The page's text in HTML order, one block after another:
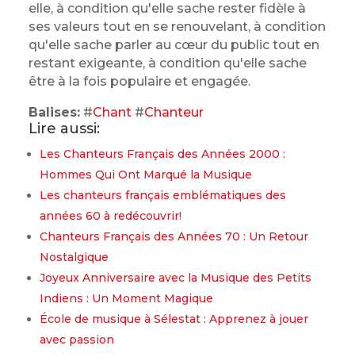
elle, à condition qu'elle sache rester fidèle à
ses valeurs tout en se renouvelant, à condition
qu'elle sache parler au cœur du public tout en
restant exigeante, à condition qu'elle sache
être à la fois populaire et engagée.
Balises:#Chant#Chanteur
Lire aussi:
Les Chanteurs Français des Années 2000 :
Hommes Qui Ont Marqué la Musique
Les chanteurs français emblématiques des
années 60 à redécouvrir!
Chanteurs Français des Années 70 : Un Retour
Nostalgique
Joyeux Anniversaire avec la Musique des Petits
Indiens : Un Moment Magique
École de musique à Sélestat : Apprenez à jouer
avec passion